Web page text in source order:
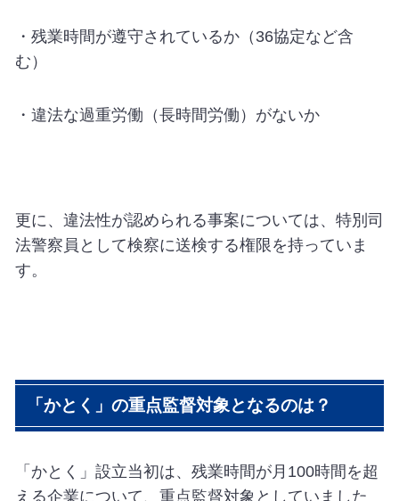
・残業時間が遵守されているか（36協定など含
む）
・違法な過重労働（長時間労働）がないか
更に、違法性が認められる事案については、特別司
法警察員として検察に送検する権限を持っていま
す。
「かとく」の重点監督対象となるのは？
「かとく」設立当初は、残業時間が月100時間を超
える企業について、重点監督対象としていました